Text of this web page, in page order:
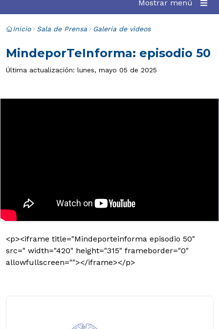
Mostrar menú
Inicio Sala de Prensa Galería de videos
MindeporTeInforma: episodio 50
Última actualización: lunes, mayo 05 de 2025
<p><iframe title="Mindeporteinforma episodio 50"
src=" width="420" height="315" frameborder="0"
allowfullscreen=""></iframe></p>